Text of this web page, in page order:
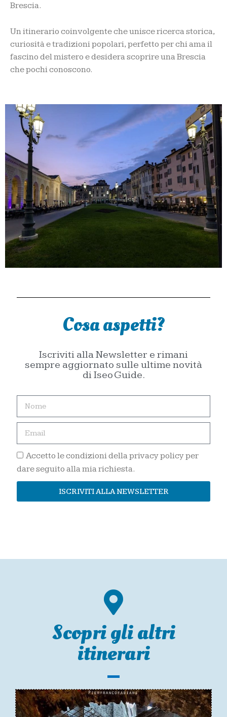
Brescia.
Un itinerario coinvolgente che unisce ricerca storica,
curiosità e tradizioni popolari, perfetto per chi ama il
fascino del mistero e desidera scoprire una Brescia
che pochi conoscono.
Cosa aspetti?
Iscriviti alla Newsletter e rimani
sempre aggiornato sulle ultime novità
di Iseo Guide.
Accetto le condizioni della privacy policy per
dare seguito alla mia richiesta.
ISCRIVITI ALLA NEWSLETTER
Scopri gli altri
itinerari